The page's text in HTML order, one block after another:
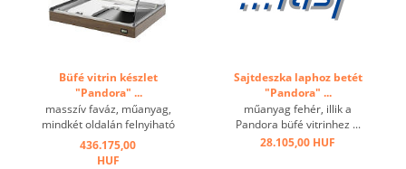
Büfé vitrin készlet
"Pandora" ...
masszív faváz, műanyag,
mindkét oldalán felnyiható
cloche, rozsdamentes betét,
2 jégakku ...
436.175,00
HUF
Sajtdeszka laphoz betét
"Pandora" ...
műanyag fehér, illik a
Pandora büfé vitrinhez ...
28.105,00 HUF